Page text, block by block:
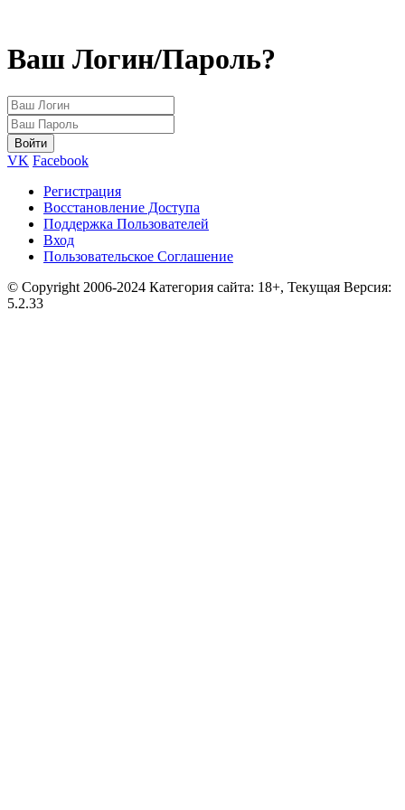
Ваш Логин/Пароль?
VK Facebook
Регистрация
Восстановление Доступа
Поддержка Пользователей
Вход
Пользовательское Соглашение
© Copyright 2006-2024 Категория сайта: 18+, Текущая Версия:
5.2.33